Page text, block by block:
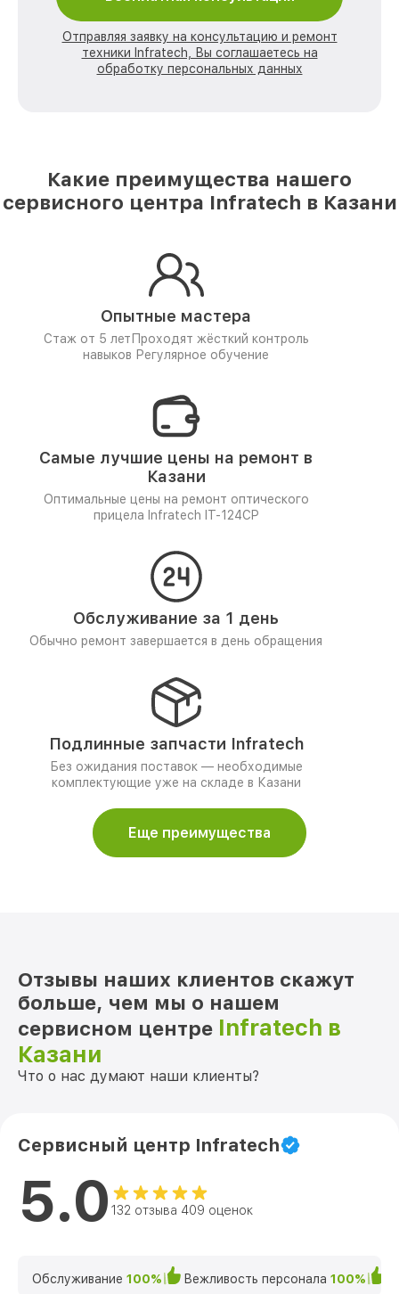
Отправляя заявку на консультацию и ремонт
техники Infratech, Вы соглашаетесь на
обработку персональных данных
Какие преимущества нашего
сервисного центра Infratech в Казани
Опытные мастера
Стаж от 5 лет Проходят жёсткий контроль
навыков Регулярное обучение
Самые лучшие цены на ремонт в
Казани
Оптимальные цены на ремонт оптического
прицела Infratech IT-124CP
Обслуживание за 1 день
Обычно ремонт завершается в день обращения
Подлинные запчасти Infratech
Без ожидания поставок — необходимые
комплектующие уже на складе в Казани
Еще преимущества
Отзывы наших клиентов скажут
больше, чем мы о нашем
сервисном центре Infratech в
Казани
Что о нас думают наши клиенты?
Сервисный центр Infratech
5.0 132 отзыва 409 оценок
Обслуживание 100% Вежливость персонала 100%